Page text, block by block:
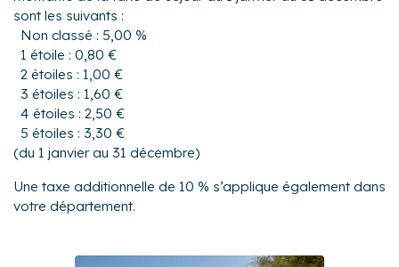
sont les suivants :
Non classé : 5,00 %
1 étoile : 0,80 €
2 étoiles : 1,00 €
3 étoiles : 1,60 €
4 étoiles : 2,50 €
5 étoiles : 3,30 €
(du 1 janvier au 31 décembre)
Une taxe additionnelle de 10 % s’applique également dans
votre département.